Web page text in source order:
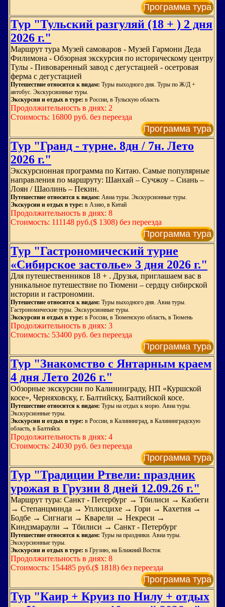
Программа тура
Тур "Тульский разгуляй (18 + ) 2 дня
2026 г."
Маршрут тура Музей самоваров - Музей Гармони Деда
Филимона - Обзорная экскурсия по историческому центру
Тулы - Пивоваренный завод с дегустацией - осетровая
ферма с дегустацией
Путешествие относится к видам: Туры выходного дня. Туры по Ж/Д +
автобус. Экскурсионные туры.
Экскурсии и отдых в туре: в России, в Тульскую область
Продолжительность в днях: 2
Стоимость: 16800 руб. без переезда
Программа тура
Тур "Гранд - турне. 8дн / 7н. Лето
2026 г."
Экскурсионная программа по Китаю. Самые популярные
направления по маршруту: Шанхай – Сучжоу – Сиань –
Лоян / Шаолинь – Пекин.
Путешествие относится к видам: Авиа туры. Экскурсионные туры.
Экскурсии и отдых в туре: в Азию, в Китай
Продолжительность в днях: 8
Стоимость: 111148 руб.($ 1308) без переезда
Программа тура
Тур "Гастрономический турне
«Сибирское застолье» 3 дня 2026 г."
Для путешественников 18 + . Друзья, приглашаем вас в
уникальное путешествие по Тюмени – сердцу сибирской
истории и гастрономии.
Путешествие относится к видам: Туры выходного дня. Авиа туры.
Гастрономические туры. Экскурсионные туры.
Экскурсии и отдых в туре: в России, в Тюменскую область, в Тюмень
Продолжительность в днях: 3
Стоимость: 53400 руб. без переезда
Программа тура
Тур "Знакомство с Янтарным краем
4 дня Лето 2026 г."
Обзорные экскурсии по Калининграду, НП «Куршской
косе», Черняховску, г. Балтийску, Балтийской косе.
Путешествие относится к видам: Туры на отдых к морю. Авиа туры.
Экскурсионные туры.
Экскурсии и отдых в туре: в России, в Калининград, в Калининградскую
область, в Балтийск
Продолжительность в днях: 4
Стоимость: 24030 руб. без переезда
Программа тура
Тур "Традиции Ртвели: праздник
урожая в Грузии 8 дней 12.09.26 г."
Маршрут тура: Санкт - Петербург → Тбилиси → Казбеги
→ Степанцминда → Уплисцихе → Гори → Кахетия →
Бодбе → Сигнаги → Кварели → Некреси →
Киндзмараули → Тбилиси → Санкт - Петербург
Путешествие относится к видам: Туры на праздники. Авиа туры.
Экскурсионные туры.
Экскурсии и отдых в туре: в Грузию, на Ближний Восток
Продолжительность в днях: 8
Стоимость: 154485 руб.($ 1818) без переезда
Программа тура
Тур "Каир + Круиз по Нилу + отдых